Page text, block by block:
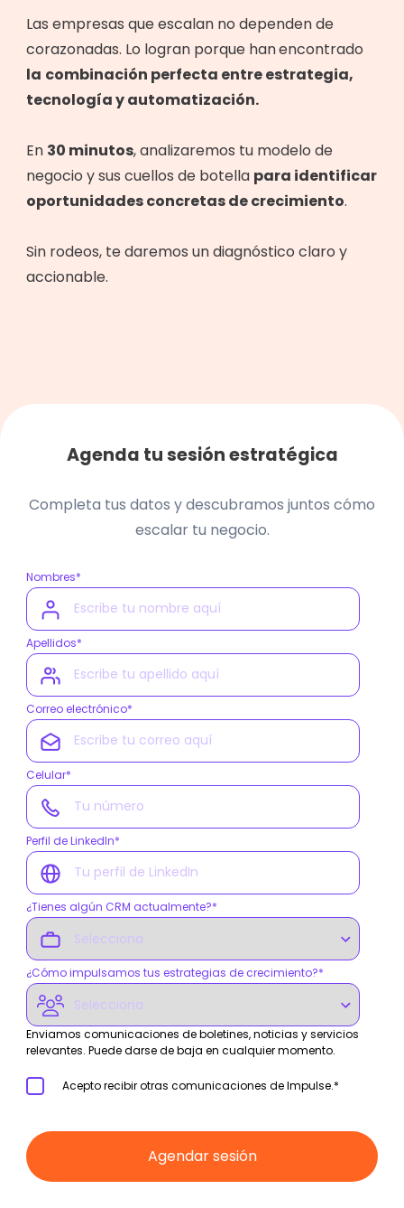
Las empresas que escalan no dependen de
corazonadas. Lo logran porque hanencontrado
la combinación perfecta entre estrategia,
tecnología y automatización.
En 30 minutos, analizaremos tu modelo de
negocio y sus cuellos de botella para identificar
oportunidades concretas de crecimiento.
Sin rodeos, te daremos un diagnóstico claro y
accionable.
Agenda tu sesión estratégica
Completa tus datos y descubramos juntos cómo
escalar tu negocio.
Nombres*
Apellidos*
Correo electrónico*
Celular*
Perfil de LinkedIn*
¿Tienes algún CRM actualmente?*
¿Cómo impulsamos tus estrategias de crecimiento?*
Enviamos comunicaciones de boletines, noticias y servicios
relevantes. Puede darse de baja en cualquier momento.
Acepto recibir otras comunicaciones de Impulse.*